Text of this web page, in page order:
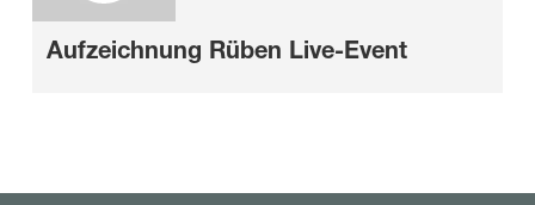
Aufzeichnung Rüben Live-Event